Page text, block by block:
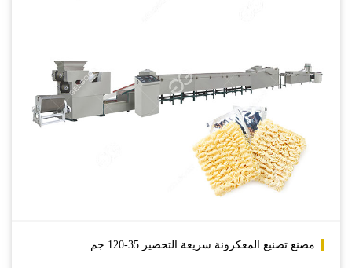
مصنع تصنيع المعكرونة سريعة التحضير 35-120 جم